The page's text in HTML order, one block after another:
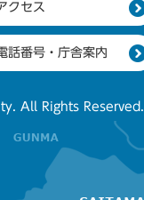
クセス
話番号・庁舎案内
All Rights Reserved.